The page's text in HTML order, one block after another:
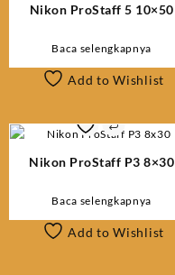
Nikon ProStaff 5 10×50
Baca selengkapnya
Add to Wishlist
Nikon ProStaff P3 8×30
Baca selengkapnya
Add to Wishlist